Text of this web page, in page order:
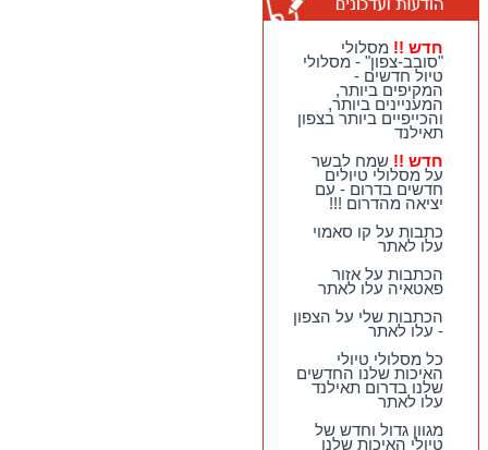
טיולי יום מהואה הין -
מבחר גדול של
מסלולים כייפיים
וחווייתיים לנופשים
בהואה הין !!
חדש !!מסלולי
"סובב-צפון" - מסלולי
טיול חדשים - המקיפים
ביותר, המעניינים
ביותר, והכייפיים ביותר
בצפון תאילנד
חדש !! שמח לבשר על
מסלולי טיולים חדשים
בדרום - עם יציאה
מהדרום !!!
חדש !! מסלולי
"סובב-צפון" - מסלולי
טיול חדשים -
המקיפים ביותר,
המעניינים ביותר,
והכייפיים ביותר בצפון
תאילנד
חדש !! שמח לבשר
על מסלולי טיולים
חדשים בדרום - עם
יציאה מהדרום !!!
כתבות על קו סאמוי
עלו לאתר
הכתבות על אזור
פאטאיה עלו לאתר
הכתבות שלי על הצפון
- עלו לאתר
כל מסלולי טיולי
האיכות שלנו החדשים
שלנו בדרום תאילנד
עלו לאתר
מגוון גדול וחדש של
טיולי האיכות שלנו